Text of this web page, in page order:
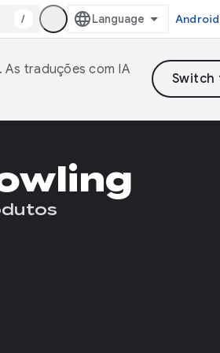
/
traduções com IA